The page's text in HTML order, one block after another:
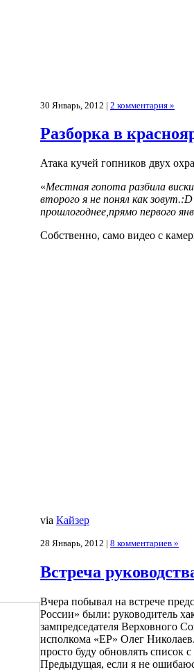
30 Январь, 2012 | 2 комментария »
Разборка в
Атака кучей гопников двух
«Местная гопота разбила
второго я не понял как
прошлогоднее,прямо первого
Собственно, само видео с
via Кайзер
28 Январь, 2012 | 8 комментариев »
Встреча
Вчера побывал на встрече
России» были: руководитель
зампредседателя Верховного
исполкома «ЕР» Олег
просто буду обновлять список
Предыдущая, если я не